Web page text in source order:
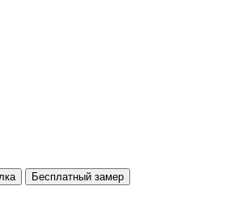
Бесплатный замер